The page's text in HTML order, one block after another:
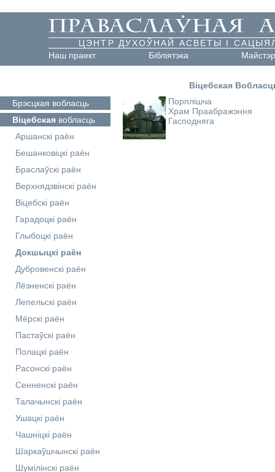
ЦЭНТР ДУХОЎНАЙ АСВЕТЫ І
Наш праект
Бібліятэка
Віцебская
Брэсцкая вобласць
Віцебская вобласць
Аршанскі раён
Бешанковіцкі раён
Браслаўскі раён
Верхнядзвінскі раён
Віцебскі раён
Гарадоцкі раён
Глыбоцкі раён
Докшыцкі раён
Дубровенскі раён
Лёзненскі раён
Лепельскі раён
Мёрскі раён
Пастаўскі раён
Полацкі раён
Расонскі раён
Сенненскі раён
Талачынскі раён
Ушацкі раён
Чашніцкі раён
Шаркаўшчынскі раён
Шумілінскі раён
Порплішча
Храм Праабражэння
Гасподняга